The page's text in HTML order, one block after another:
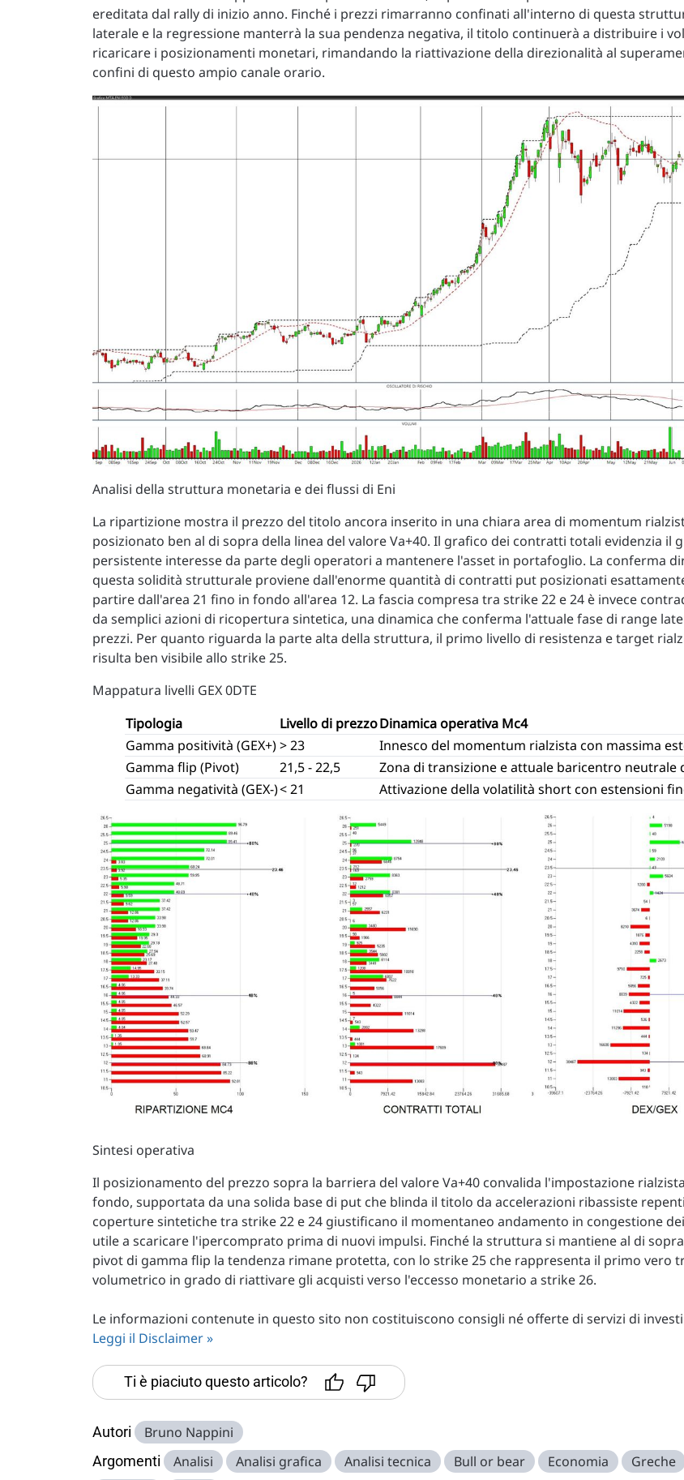
ereditata dal rally di inizio anno. Finché i prezzi rimarranno confinati all'interno di questa
laterale e la regressione manterrà la sua pendenza negativa, il titolo continuerà a distribuire i
ricaricare i posizionamenti monetari, rimandando la riattivazione della direzionalità al
confini di questo ampio canale orario.
Analisi della struttura monetaria e dei flussi di Eni
La ripartizione mostra il prezzo del titolo ancora inserito in una chiara area di momentum
posizionato ben al di sopra della linea del valore Va+40. Il grafico dei contratti totali evidenzia il
persistente interesse da parte degli operatori a mantenere l'asset in portafoglio. La conferma
questa solidità strutturale proviene dall'enorme quantità di contratti put posizionati
partire dall'area 21 fino in fondo all'area 12. La fascia compresa tra strike 22 e 24 è invece
da semplici azioni di ricopertura sintetica, una dinamica che conferma l'attuale fase di range
prezzi. Per quanto riguarda la parte alta della struttura, il primo livello di resistenza e target
risulta ben visibile allo strike 25.
Mappatura livelli GEX 0DTE
Tipologia
Livello di prezzoDinamica operativa Mc4
Gamma positività (GEX+)> 23
Innesco del momentum rialzista con massima
Gamma flip (Pivot)
21,5 - 22,5
Zona di transizione e attuale baricentro neutrale
Gamma negatività (GEX-)< 21 Attivazione della volatilità short con estensioni
Sintesi operativa
Il posizionamento del prezzo sopra la barriera del valore Va+40 convalida l'impostazione
fondo, supportata da una solida base di put che blinda il titolo da accelerazioni ribassiste
coperture sintetiche tra strike 22 e 24 giustificano il momentaneo andamento in congestione
utile a scaricare l'ipercomprato prima di nuovi impulsi. Finché la struttura si mantiene al di
pivot di gamma flip la tendenza rimane protetta, con lo strike 25 che rappresenta il primo vero
volumetrico in grado di riattivare gli acquisti verso l'eccesso monetario a strike 26.
Le informazioni contenute in questo sito non costituiscono consigli né offerte di servizi di
Leggi il Disclaimer »
Ti è piaciuto questo articolo?
Autori Bruno Nappini
Argomenti Analisi Analisi grafica Analisi tecnica Bull or bear Economia
Greche